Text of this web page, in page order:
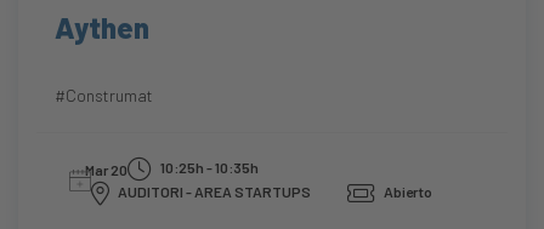
Aythen
#Construmat
Mar 20
10:25h - 10:35h
AUDITORI - AREA STARTUPS
Abierto